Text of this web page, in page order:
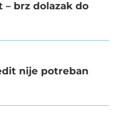
brz dolazak do
nije potreban